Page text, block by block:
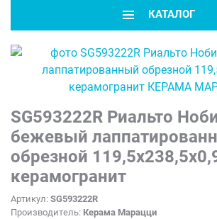
КАТАЛОГ
SG593222R Риальто
бежевый
обрезной
керамогранит
Артикул: SG593222R
Производитель: Керама Марацци